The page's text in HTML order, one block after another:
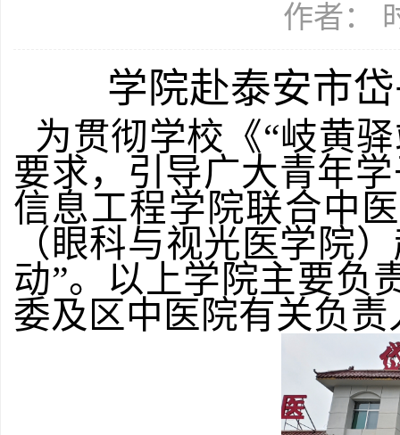
作者：
学院赴泰安市
为贯彻学校《“岐黄
要求，引导广大青年
信息工程学院联合中
（眼科与视光医学院
动”。以上学院主要负
委及区中医院有关负